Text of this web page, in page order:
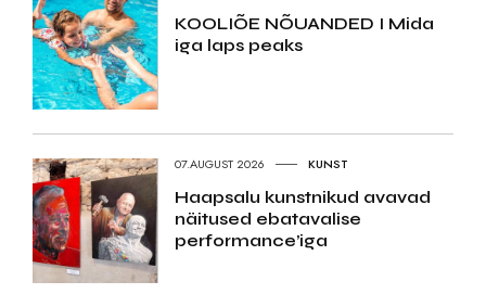
KOOLIÕE NÕUANDED I Mida
iga laps peaks
07.AUGUST 2026 KUNST
Haapsalu kunstnikud avavad
näitused ebatavalise
performance’iga